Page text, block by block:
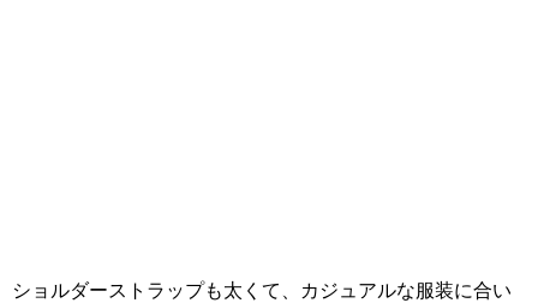
ショルダーストラップも太くて、カジュアルな服装に合い